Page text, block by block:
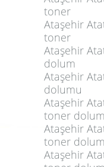
toner
Ataşehir
toner
Ataşehir
dolum
Ataşehir
dolumu
Ataşehir
toner dolum
Ataşehir
toner
Ataşehir